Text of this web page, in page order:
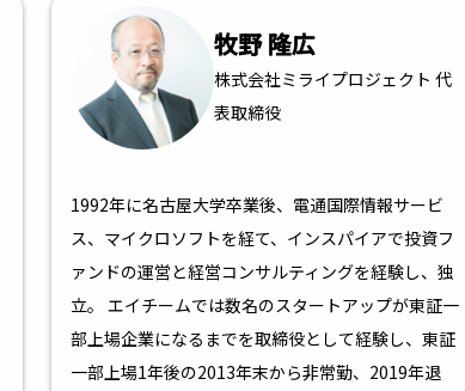
牧野 隆広
株式会社ミライプロジェクト 代
表取締役
1992年に名古屋大学卒業後、電通国際情報サービ
ス、マイクロソフトを経て、インスパイアで投資フ
ァンドの運営と経営コンサルティングを経験し、独
立。 エイチームでは数名のスタートアップが東証一
部上場企業になるまでを取締役として経験し、東証
一部上場1年後の2013年末から非常勤、2019年退